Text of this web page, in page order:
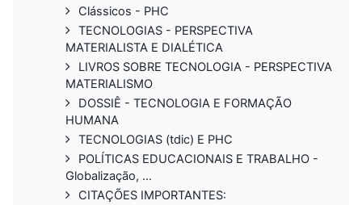
Clássicos - PHC
TECNOLOGIAS - PERSPECTIVA
MATERIALISTA E DIALÉTICA
LIVROS SOBRE TECNOLOGIA - PERSPECTIVA
MATERIALISMO
DOSSIÊ - TECNOLOGIA E FORMAÇÃO
HUMANA
TECNOLOGIAS (tdic) E PHC
POLÍTICAS EDUCACIONAIS E TRABALHO -
Globalização, ...
CITAÇÕES IMPORTANTES: